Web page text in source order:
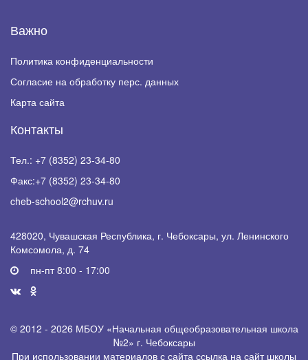
Важно
Политика конфиденциальности
Согласие на обработку перс. данных
Карта сайта
Контакты
Тел.: +7 (8352) 23-34-80
Факс:+7 (8352) 23-34-80
cheb-school2@rchuv.ru
428020, Чувашская Республика, г. Чебоксары, ул. Ленинского
Комсомола, д. 74
пн-пт 8:00 - 17:00
© 2012 - 2026 МБОУ «Начальная общеобразовательная школа
№2» г. Чебоксары
При использовании материалов с сайта ссылка на сайт школы